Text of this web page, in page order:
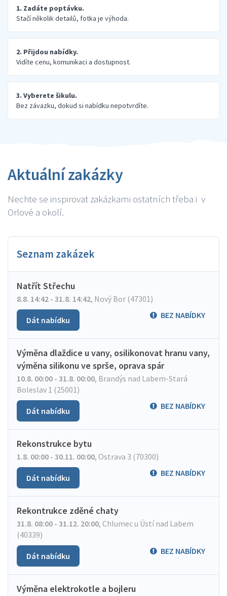
1. Zadáte poptávku.
Stačí několik detailů, fotka je výhoda.
2. Přijdou nabídky.
Vidíte cenu, komunikaci a dostupnost.
3. Vyberete šikulu.
Bez závazku, dokud si nabídku nepotvrdíte.
Aktuální zakázky
Nechte se inspirovat zakázkami ostatních třeba i v
Orlové a okolí.
Seznam zakázek
Natřít Střechu
8.8. 14:42 - 31.8. 14:42, Nový Bor (47301)
BEZ NABÍDKY
Dát nabídku
Výměna dlaždice u vany, osilikonovat hranu vany,
výměna silikonu ve sprše, oprava spár
10.8. 00:00 - 31.8. 00:00, Brandýs nad Labem-Stará
Boleslav 1 (25001)
BEZ NABÍDKY
Dát nabídku
Rekonstrukce bytu
1.8. 00:00 - 30.11. 00:00, Ostrava 3 (70300)
BEZ NABÍDKY
Dát nabídku
Rekontrukce zděné chaty
31.8. 08:00 - 31.12. 20:00, Chlumec u Ústí nad Labem
(40339)
BEZ NABÍDKY
Dát nabídku
Výměna elektrokotle a bojleru